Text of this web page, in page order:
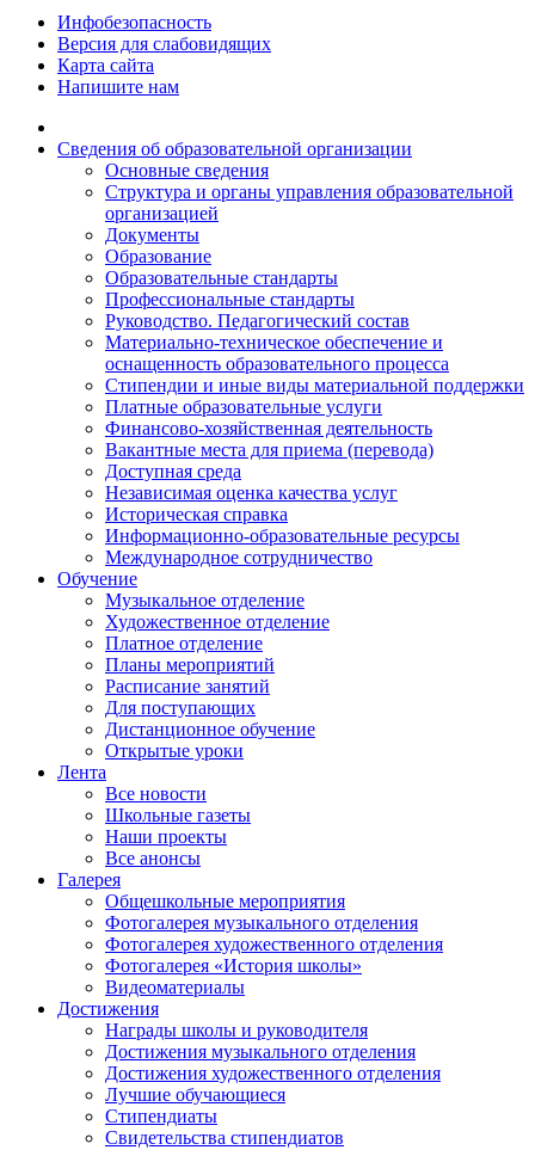
Инфобезопасность
Версия для слабовидящих
Карта сайта
Напишите нам
Сведения об образовательной организации
Основные сведения
Структура и органы управления образовательной
организацией
Документы
Образование
Образовательные стандарты
Профессиональные стандарты
Руководство. Педагогический состав
Материально-техническое обеспечение и
оснащенность образовательного процесса
Стипендии и иные виды материальной поддержки
Платные образовательные услуги
Финансово-хозяйственная деятельность
Вакантные места для приема (перевода)
Доступная среда
Независимая оценка качества услуг
Историческая справка
Информационно-образовательные ресурсы
Международное сотрудничество
Обучение
Музыкальное отделение
Художественное отделение
Платное отделение
Планы мероприятий
Расписание занятий
Для поступающих
Дистанционное обучение
Открытые уроки
Лента
Все новости
Школьные газеты
Наши проекты
Все анонсы
Галерея
Общешкольные мероприятия
Фотогалерея музыкального отделения
Фотогалерея художественного отделения
Фотогалерея «История школы»
Видеоматериалы
Достижения
Награды школы и руководителя
Достижения музыкального отделения
Достижения художественного отделения
Лучшие обучающиеся
Стипендиаты
Свидетельства стипендиатов